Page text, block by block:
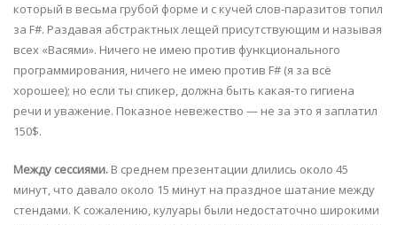
который в весьма грубой форме и с кучей слов-паразитов топил
за F#. Раздавая абстрактных лещей присутствующим и называя
всех «Васями». Ничего не имею против функционального
программирования, ничего не имею против F# (я за всё
хорошее); но если ты спикер, должна быть какая-то гигиена
речи и уважение. Показное невежество — не за это я заплатил
150$.
Между сессиями. В среднем презентации длились около 45
минут, что давало около 15 минут на праздное шатание между
стендами. К сожалению, кулуары были недостаточно широкими